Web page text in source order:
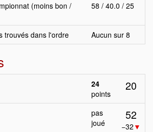
(moins bon /
58 / 40.0 / 25
trouvés dans l'ordre Aucun sur 8
24
points
20
pas
joué
52
−32 ▼